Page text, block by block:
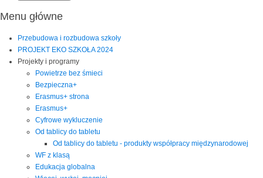
Menu główne
Przebudowa i rozbudowa szkoły
PROJEKT EKO SZKOŁA 2024
Projekty i programy
Powietrze bez śmieci
Bezpieczna+
Erasmus+ strona
Erasmus+
Cyfrowe wykluczenie
Od tablicy do tabletu
Od tablicy do tabletu - produkty współpracy międzynarodowej
WF z klasą
Edukacja globalna